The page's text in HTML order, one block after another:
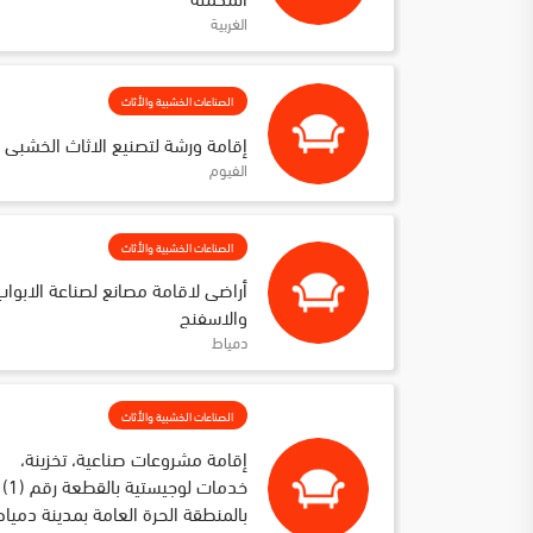
الغربية
الصناعات الخشبية والأثاث
إقامة ورشة لتصنيع الاثاث الخشبى
الفيوم
الصناعات الخشبية والأثاث
أراضى لاقامة مصانع لصناعة
والاسفنج
دمياط
الصناعات الخشبية والأثاث
إقامة مشروعات صناعية، تخزينة،
خدمات لوجيستية بالقطعة رقم (1)
بالمنطقة الحرة العامة بمدينة